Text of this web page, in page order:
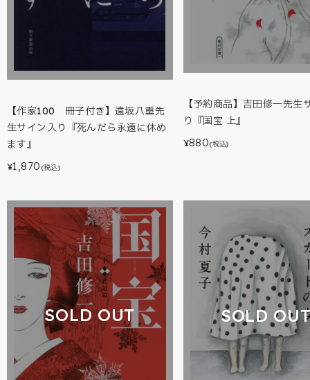
【作家100 冊子付き】遠坂八重先
生サイン入り『死んだら永遠に休め
ます』
¥1,870 (税込)
【予約商品】吉田修一先生
り『国宝 上』
¥880(税込)
SOLD OUT SOLD